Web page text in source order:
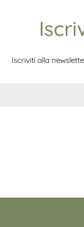
Iscriviti alla